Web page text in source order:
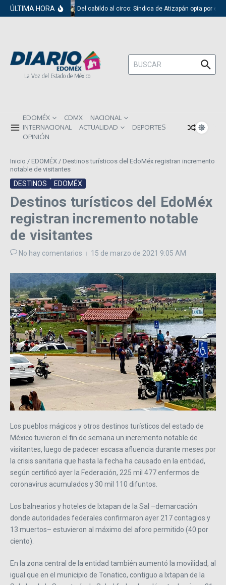
Saltar al contenido
ÚLTIMA HORA Del cabildo al circo: Síndica de Atizapán opta por el
La Voz del Estado de México
Buscar:
EDOMÉX CDMX
NACIONAL
INTERNACIONAL
ACTUALIDAD
DEPORTES
OPINIÓN
Inicio / EDOMÉX / Destinos turísticos del EdoMéx registran incremento
notable de visitantes
DESTINOS EDOMÉX
Destinos turísticos del EdoMéx
registran incremento notable
de visitantes
No hay comentarios 15 de marzo de 2021 9:05 AM
Los pueblos mágicos y otros destinos turísticos del estado de
México tuvieron el fin de semana un incremento notable de
visitantes, luego de padecer escasa afluencia durante meses por
la crisis sanitaria que hasta la fecha ha causado en la entidad,
según certificó ayer la Federación, 225 mil 477 enfermos de
coronavirus acumulados y 30 mil 110 difuntos.
Los balnearios y hoteles de Ixtapan de la Sal –demarcación
donde autoridades federales confirmaron ayer 217 contagios y
13 muertos– estuvieron al máximo del aforo permitido (40 por
ciento).
En la zona central de la entidad también aumentó la movilidad, al
igual que en el municipio de Tonatico, contiguo a Ixtapan de la